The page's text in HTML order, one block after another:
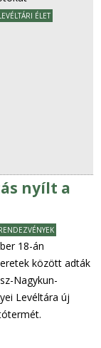
ÉLET
nyílt a
18-án
között adták
Nagykun-
Levéltára új